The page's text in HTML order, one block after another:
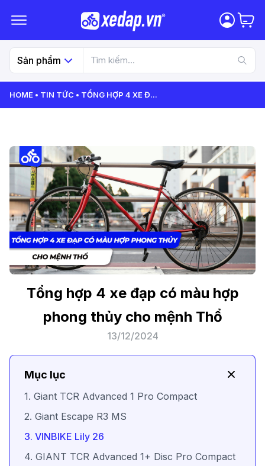
Sản phẩm
HOME TIN TỨC TỔNG HỢP 4 XE Đ...
Tổng hợp 4 xe đạp có màu hợp
phong thủy cho mệnh Thổ
13/12/2024
Mục lục
1. Giant TCR Advanced 1 Pro Compact
2. Giant Escape R3 MS
3. VINBIKE Lily 26
4. GIANT TCR Advanced 1+ Disc Pro Compact